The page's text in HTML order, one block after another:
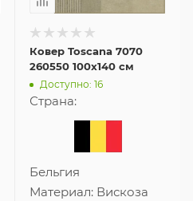
Ковер Toscana 7070
260550 100x140 см
Доступно: 16
Страна:
Бельгия
Материал: Вискоза